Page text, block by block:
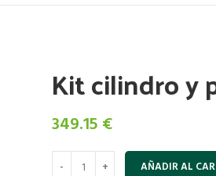
Kit cilindro y
349.15 €
AÑADIR AL